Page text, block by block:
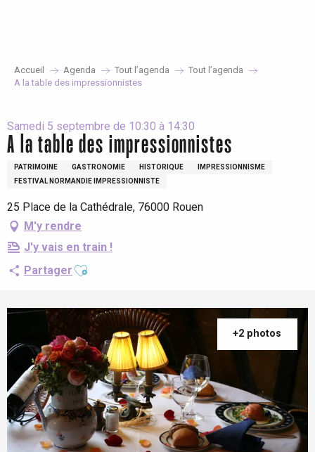
Accueil Agenda Tout l’agenda
Tout l’agenda
A la table des impressionnistes
Samedi 5 septembre de 10:30 à 14:30
A la table des impressionnistes
PATRIMOINE GASTRONOMIE HISTORIQUE
IMPRESSIONNISME
FESTIVAL NORMANDIE IMPRESSIONNISTE
25 Place de la Cathédrale, 76000 Rouen
M'y rendre
J'y vais en train !
Partager Ajouter aux favoris
+2 photos